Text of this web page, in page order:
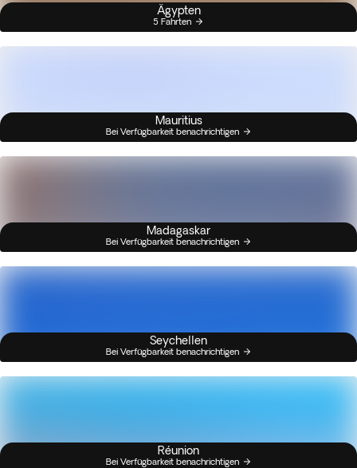
Ägypten
5 Fahrten
Mauritius
Bei Verfügbarkeit benachrichtigen
Madagaskar
Bei Verfügbarkeit benachrichtigen
Seychellen
Bei Verfügbarkeit benachrichtigen
Réunion
Bei Verfügbarkeit benachrichtigen